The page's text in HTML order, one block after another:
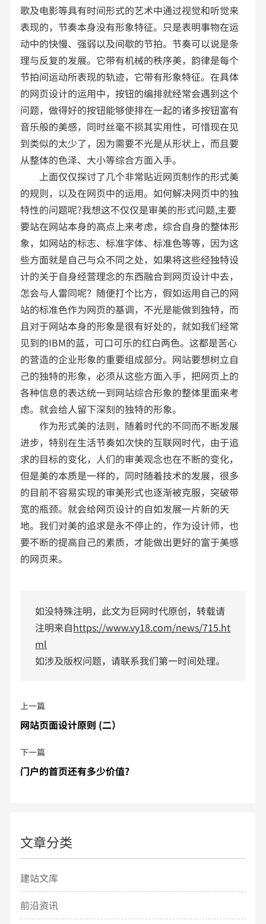
歌及电影等具有时间形式的艺术中通过视觉和听觉来
表现的，节奏本身没有形象特征。只是表明事物在运
动中的快慢、强弱以及间歇的节拍。节奏可以说是条
理与反复的发展。它带有机械的秩序美，韵律是每个
节拍间运动所表现的轨迹，它带有形象特征。在具体
的网页设计的运用中，按钮的编排就经常会遇到这个
问题，做得好的按钮能够使排在一起的诸多按钮富有
音乐般的美感，同时丝毫不损其实用性，可惜现在见
到类似的太少了，因为需要不光是从形状上，而且要
从整体的色泽、大小等综合方面入手。
上面仅仅探讨了几个非常贴近网页制作的形式美
的规则，以及在网页中的运用。如何解决网页中的独
特性的问题呢?我想这不仅仅是审美的形式问题,主要
要站在网站本身的高点上来考虑，综合自身的整体形
象，如网站的标志、标准字体、标准色等等，因为这
些方面就是自己与众不同之处，如果将这些经独特设
计的关于自身经营理念的东西融合到网页设计中去，
怎会与人雷同呢？随便打个比方，假如运用自己的网
站的标准色作为网页的基调，不光是能做到独特，而
且对于网站本身的形象是很有好处的，就如我们经常
见到的IBM的蓝，可口可乐的红白两色。这都是苦心
的营造的企业形象的重要组成部分。网站要想树立自
己的独特的形象，必须从这些方面入手，把网页上的
各种信息的表达统一到网站综合形象的整体里面来考
虑。就会给人留下深刻的独特的形象。
作为形式美的法则，随着时代的不同而不断发展
进步，特别在生活节奏如次快的互联网时代，由于追
求的目标的变化，人们的审美观念也在不断的变化，
但是美的本质是一样的，同时随着技术的发展，很多
的目前不容易实现的审美形式也逐渐被克服，突破带
宽的瓶颈。就会给网页设计的自如发展一片新的天
地。我们对美的追求是永不停止的，作为设计师，也
要不断的提高自己的素质，才能做出更好的富于美感
的网页来。
如没特殊注明，此文为巨网时代原创，转载请
注明来自https://www.vy18.com/news/715.ht
ml
如涉及版权问题，请联系我们第一时间处理。
上一篇
网站页面设计原则 (二）
下一篇
门户的首页还有多少价值?
文章分类
建站文库
前沿资讯